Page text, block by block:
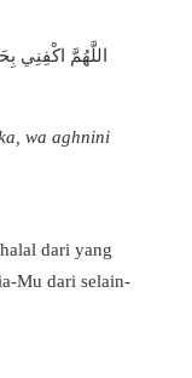
اللَّهُمَّ اكْفِنِي
wa aghnini
dari yang
Mu dari selain-